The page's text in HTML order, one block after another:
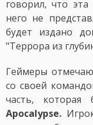
говорил, что эта
него не
будет издано
"Террора из
Геймеры
со своей
часть, которая
Apocalypse.